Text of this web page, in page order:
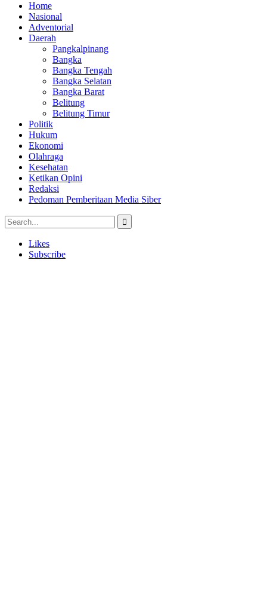
Home
Nasional
Adventorial
Daerah
Pangkalpinang
Bangka
Bangka Tengah
Bangka Selatan
Bangka Barat
Belitung
Belitung Timur
Politik
Hukum
Ekonomi
Olahraga
Kesehatan
Ketikan Opini
Redaksi
Pedoman Pemberitaan Media Siber
Likes
Subscribe